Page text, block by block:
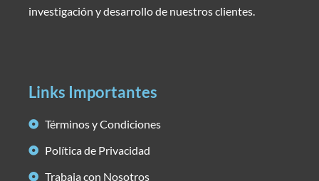
investigación y desarrollo de nuestros clientes.
Links Importantes
Términos y Condiciones
Política de Privacidad
Trabaja con Nosotros